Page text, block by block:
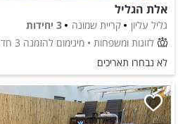
אלת הגליל
גליל עליון קריית שמונה
3 יחידות
לזוגות ומשפחות • מינימום להזמנה 3 חדרים
לא נבחרו תאריכים